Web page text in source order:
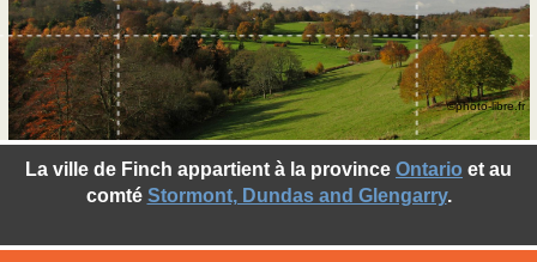
La ville de Finch appartient à la province Ontario et au
comté Stormont, Dundas and Glengarry.
©photo-libre.fr